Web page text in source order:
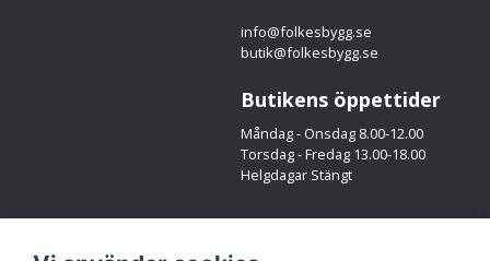
info@folkesbygg.se
butik@folkesbygg.se
Butikens öppettider
Måndag - Onsdag 8.00-12.00
Torsdag - Fredag 13.00-18.00
Helgdagar Stängt